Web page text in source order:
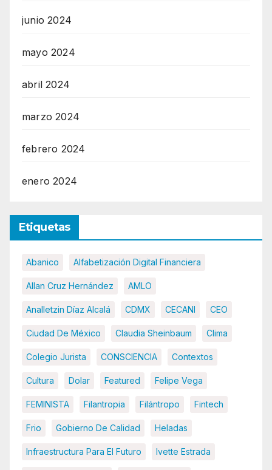
junio 2024
mayo 2024
abril 2024
marzo 2024
febrero 2024
enero 2024
Etiquetas
Abanico Alfabetización Digital Financiera
Allan Cruz Hernández AMLO
Analletzin Díaz Alcalá CDMX CECANI CEO
Ciudad De México Claudia Sheinbaum Clima
Colegio Jurista CONSCIENCIA Contextos
Cultura Dolar Featured Felipe Vega
FEMINISTA Filantropia Filántropo Fintech
Frio Gobierno De Calidad Heladas
Infraestructura Para El Futuro Ivette Estrada